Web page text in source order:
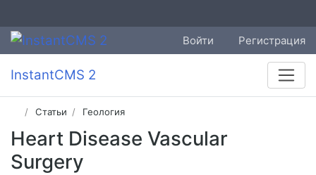
Войти Регистрация
InstantCMS 2
Статьи Геология
Heart Disease Vascular
Surgery